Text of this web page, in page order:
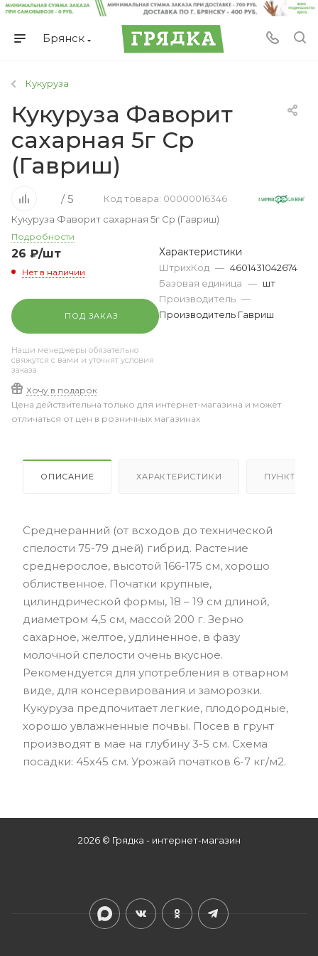
Брянск
Кукуруза
Кукуруза Фаворит
сахарная 5г Ср
(Гавриш)
/ 5
Код товара: 00000016346
Кукуруза Фаворит сахарная 5г Ср (Гавриш)
Подробности
26 ₽/шт
Нет в наличии
ПОД ЗАКАЗ
Наши менеджеры обязательно
свяжутся с вами и уточнят условия
заказа
Хочу в подарок
Характеристики
ШтрихКод — 4601431042674
Базовая единица — шт
Производитель —
Производитель Гавриш
Цена действительна только для интернет-магазина и может
отличаться от цен в розничных магазинах
ОПИСАНИЕ ХАРАКТЕРИСТИКИ ПУНКТЫ
Среднеранний (от всходов до технической
спелости 75-79 дней) гибрид. Растение
среднерослое, высотой 166-175 см, хорошо
облиственное. Початки крупные,
цилиндрической формы, 18 – 19 см длиной,
диаметром 4,5 см, массой 200 г. Зерно
сахарное, желтое, удлиненное, в фазу
молочной спелости очень вкусное.
Рекомендуется для употребления в отварном
виде, для консервирования и заморозки.
Кукуруза предпочитает легкие, плодородные,
хорошо увлажненные почвы. Посев в грунт
производят в мае на глубину 3-5 см. Схема
посадки: 45х45 см. Урожай початков 6-7 кг/м2.
2026 © Грядка - интернет-магазин